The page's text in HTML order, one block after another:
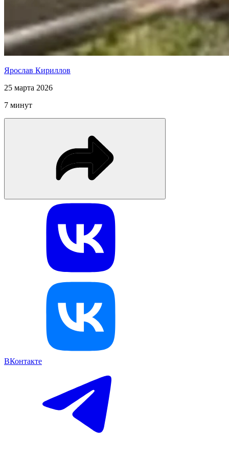
Ярослав Кириллов
25 марта 2026
7 минут
ВКонтакте